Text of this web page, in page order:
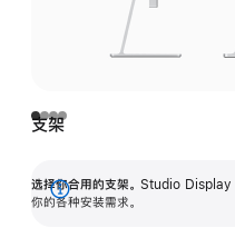
支架
选择你合用的支架。 Studio Display
你的各种安装需求。
展